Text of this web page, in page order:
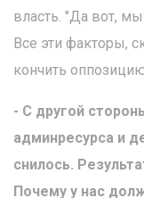
власть. "Да вот,
Все эти факторы,
кончить
- С другой
админресурса и
снилось.
Почему у нас